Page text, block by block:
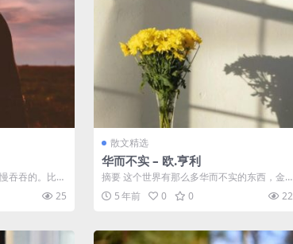
吞吞的。比如
纸，那他必
25
散文精选
华而不实 – 欧.亨利
摘要 这个世界有那么多华而不实的东西，金
玉其外，败絮其中，你不知道他究竟是个绅
士...5 年前 0 0 22